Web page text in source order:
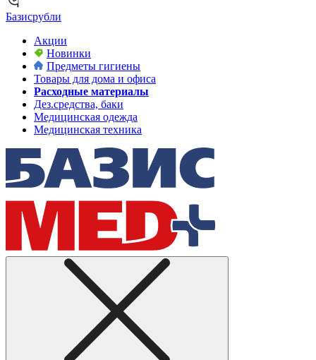
Базисрубли
Акции
Новинки
Предметы гигиены
Товары для дома и офиса
Расходные материалы
Дез.средства, баки
Медицинская одежда
Медицинская техника